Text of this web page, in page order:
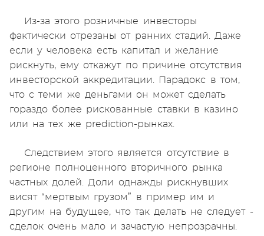
Из-за этого розничные инвесторы
фактически отрезаны от ранних стадий. Даже
если у человека есть капитал и желание
рискнуть, ему откажут по причине отсутствия
инвесторской аккредитации. Парадокс в том,
что с теми же деньгами он может сделать
гораздо более рискованные ставки в казино
или на тех же prediction-рынках.
Следствием этого является отсутствие в
регионе полноценного вторичного рынка
частных долей. Доли однажды рискнувших
висят “мертвым грузом” в пример им и
другим на будущее, что так делать не следует -
сделок очень мало и зачастую непрозрачны.